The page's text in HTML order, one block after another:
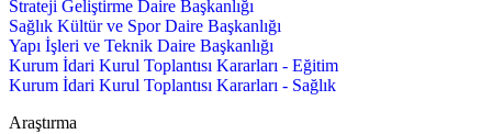
Strateji Geliştirme Daire Başkanlığı
Sağlık Kültür ve Spor Daire Başkanlığı
Yapı İşleri ve Teknik Daire Başkanlığı
Kurum İdari Kurul Toplantısı Kararları - Eğitim
Kurum İdari Kurul Toplantısı Kararları - Sağlık
Araştırma